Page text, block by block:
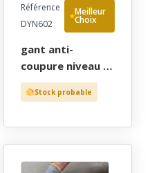
Référence
DYN602
Meilleur
Choix
gant anti-
coupure niveau 5,
anti-piqure, hdpe
jauge 13
- gants de
protection par
Stock probable